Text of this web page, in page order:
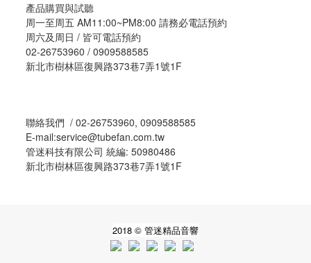
產品購買與試聽
周一至周五 AM11:00~PM8:00 請務必電話預約
周六及周日 / 皆可電話預約
02-26753960 / 0909588585
新北市樹林區復興路373巷7弄1號1F
聯絡我們 / 02-26753960, 0909588585
E-mail:service@tubefan.com.tw
管迷科技有限公司 統編: 50980486
新北市樹林區復興路373巷7弄1號1F
2018 © 管迷精品音響